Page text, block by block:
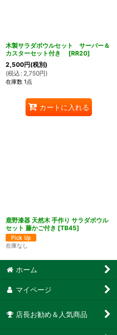
木製サラダボウルセット サーバー＆
カスターセット付き
[RR20]
2,500円(税別)
(税込 : 2,750円)
在庫数 1点
カートに入れる
鹿野漆器 天然木 手作り サラダボウル
セット 藤かご付き [TB45]
在庫なし
ホーム
マイページ
店長お勧め＆人気商品